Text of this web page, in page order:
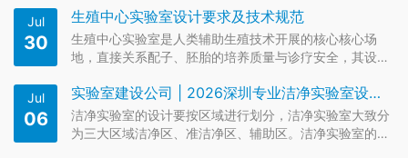
Jul
30
生殖中心实验室设计要求及技术规范
生殖中心实验室是人类辅助生殖技术开展的核心核心场
地，直接关系配子、胚胎的培养质量与诊疗安全，其设计
求。本文结合《人类辅助生殖技术规范》《医院洁净手术
部建筑技术规范》（GB50333-2013）等标准，系统阐述
生殖中心实验室的…
Jul
06
实验室建设公司 | 2026深圳专业洁净实验室设计规范与要求
洁净实验室的设计要按区域进行划分，洁净实验室大致分
为三大区域洁净区、准洁净区、辅助区。洁净实验室的清